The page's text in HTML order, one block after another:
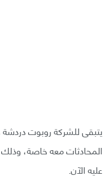
يتبقى للشركة روبوت
عليه الآن.